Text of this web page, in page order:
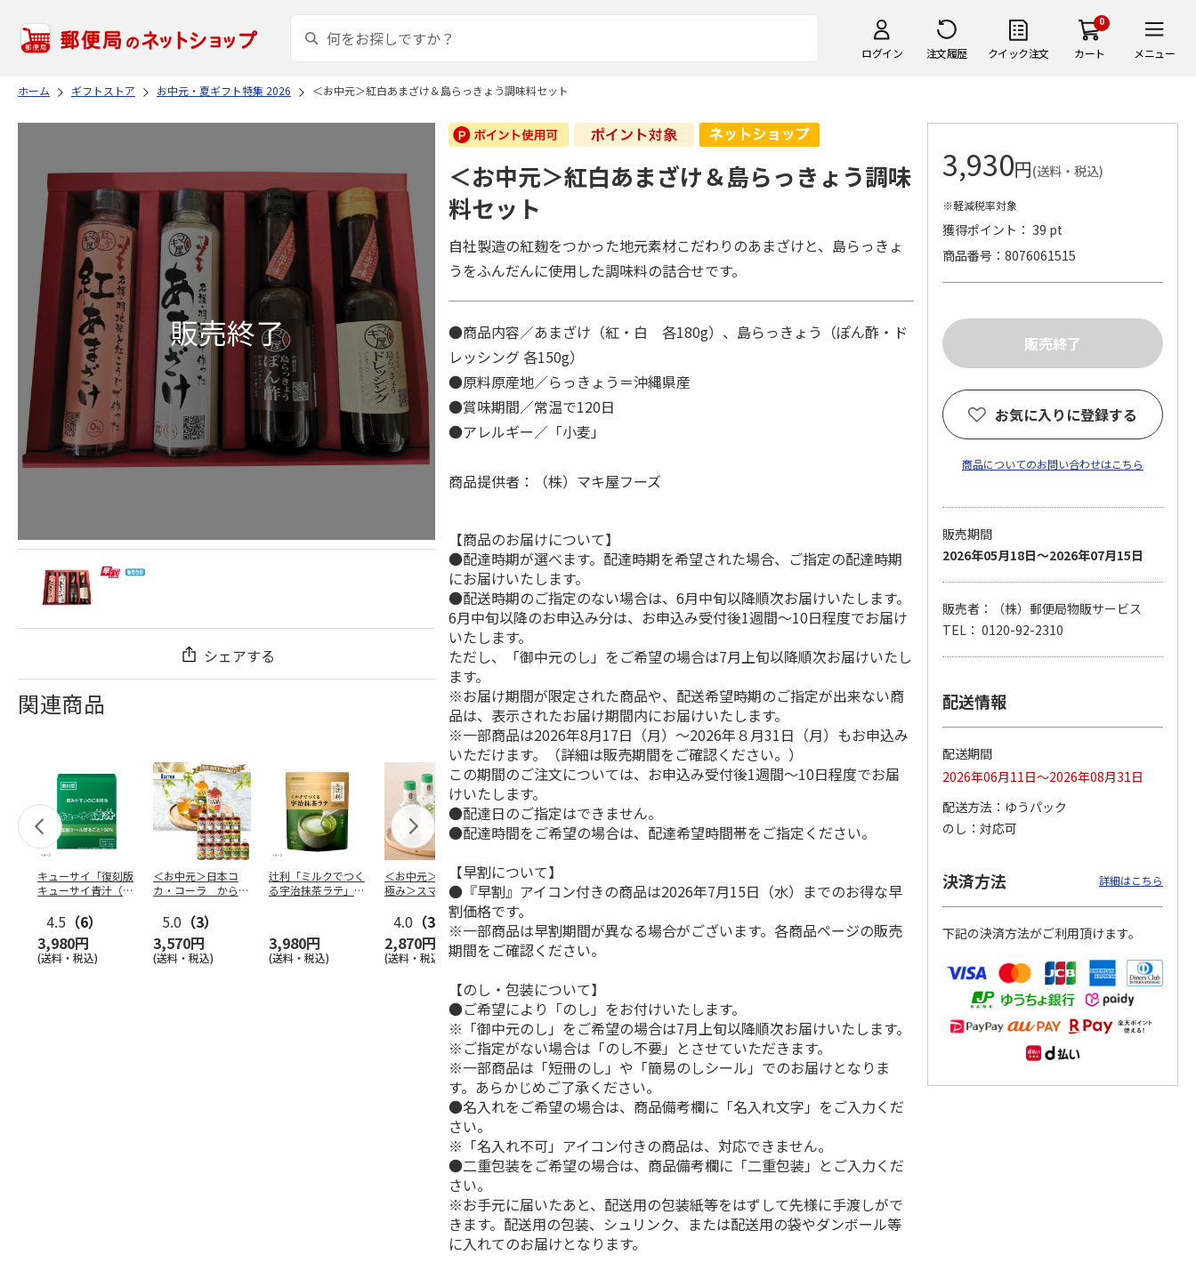
ログイン 注文履歴 クイック注文
0
カート メニュー
ホーム ギフトストア お中元・夏ギフト特集 2026 ＜お中元＞紅白あまざけ＆島らっきょう調味料セット
シェアする
関連商品
キューサイ「復刻版
キューサイ青汁（30
4.5 （6）
3,980円
(送料・税込)
＜お中元＞日本コ
カ・コーラ からだ
らだお
…
5.0 （3）
3,570円
(送料・税込)
辻利「ミルクでつく
る宇治抹茶ラテ」
3,980円
(送料・税込)
＜お中元＞＜日本の
極み＞スマート抹
4.0 （3）
2,870円
(送料・税込)
＜お中元＞＜コカ・
コーラ＞健康飲料詰
合せ ＣＫＤ－３０
Ａ4.7 （3）
3,500円
(送料・税込)
ミルクティー（機能
性表示食品）」7本
3,980円
箱
4.8（8）
1,880円
＜お中元＞＜山田養
蜂場＞ハニードリン
クセット（ＨＤ－３
5.0（1）
3,480円
＜お中元＞＜コカ・
コーラ＞健康茶詰合
せ ＣＫＯ－３０Ａ
3,680円
＜お中元＞＜キーコ
ーヒー＞アイスコー
ヒー＆ジュース＆ド
3,480円
(送料・税込)
＜お中元＞紅白あまざけ＆島らっきょう調味
料セット
自社製造の紅麹をつかった地元素材こだわりのあまざけと、島らっきょ
うをふんだんに使用した調味料の詰合せです。
●商品内容／あまざけ（紅・白 各180g）、島らっきょう（ぽん酢・ド
レッシング 各150g）
●原料原産地／らっきょう＝沖縄県産
●賞味期間／常温で120日
●アレルギー／「小麦」
商品提供者：（株）マキ屋フーズ
【商品のお届けについて】
●配達時期が選べます。配達時期を希望された場合、ご指定の配達時期
にお届けいたします。
●配送時期のご指定のない場合は、6月中旬以降順次お届けいたします。
6月中旬以降のお申込み分は、お申込み受付後1週間～10日程度でお届け
いたします。
ただし、「御中元のし」をご希望の場合は7月上旬以降順次お届けいたし
ます。
※お届け期間が限定された商品や、配送希望時期のご指定が出来ない商
品は、表示されたお届け期間内にお届けいたします。
※一部商品は2026年8月17日（月）～2026年８月31日（月）もお申込み
いただけます。（詳細は販売期間をご確認ください。）
この期間のご注文については、お申込み受付後1週間～10日程度でお届
けいたします。
●配達日のご指定はできません。
●配達時間をご希望の場合は、配達希望時間帯をご指定ください。
【早割について】
●『早割』アイコン付きの商品は2026年7月15日（水）までのお得な早
割価格です。
※一部商品は早割期間が異なる場合がございます。各商品ページの販売
期間をご確認ください。
【のし・包装について】
●ご希望により「のし」をお付けいたします。
※「御中元のし」をご希望の場合は7月上旬以降順次お届けいたします。
※ご指定がない場合は「のし不要」とさせていただきます。
※一部商品は「短冊のし」や「簡易のしシール」でのお届けとなりま
す。あらかじめご了承ください。
●名入れをご希望の場合は、商品備考欄に「名入れ文字」をご入力くだ
さい。
※「名入れ不可」アイコン付きの商品は、対応できません。
●二重包装をご希望の場合は、商品備考欄に「二重包装」とご入力くだ
さい。
※お手元に届いたあと、配送用の包装紙等をはずして先様に手渡しがで
きます。配送用の包装、シュリンク、または配送用の袋やダンボール等
に入れてのお届けとなります。
3,930円(送料・税込)
※軽減税率対象
獲得ポイント： 39 pt
商品番号
8076061515
お気に入りに登録する
商品についてのお問い合わせはこちら
販売期間
2026年05月18日～2026年07月15日
販売者：（株）郵便局物販サービス
TEL： 0120-92-2310
配送情報
配送期間
2026年06月11日～2026年08月31日
配送方法
ゆうパック
のし
対応可
決済方法 詳細はこちら
下記の決済方法がご利用頂けます。